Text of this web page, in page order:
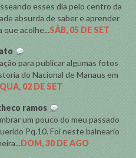
esses dia pelo centro da
absurda de saber e aprender
que acolhe...SÁB, 05 DE SET
para publicar algumas fotos
do Nacional de Manaus em
QUA, 02 DE SET
ramos
um pouco do meu passado
Pq.10. Foi neste balneario
DOM, 30 DE AGO